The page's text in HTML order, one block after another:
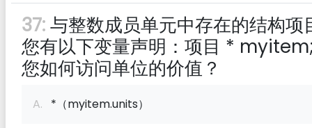
37:与整数成员单元中存在的结构项
您有以下变量声明：项目 *
您如何访问单位的价值？
A. *（myitem.units）